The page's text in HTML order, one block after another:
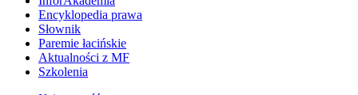
Encyklopedia prawa
Słownik
Paremie łacińskie
Aktualności z MF
Szkolenia